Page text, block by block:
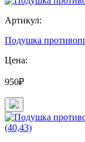
Артикул:
Подушка
Цена:
950₽